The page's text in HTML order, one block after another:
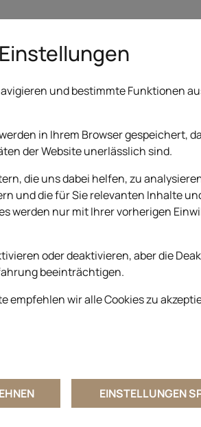
Уважаемые посетители,
раздел на сайте, что бы
клиентов о продукции,
Валентин». В данном
товарах и услугах нашей
клиентов и
Оставляйте свои
отзывы наверняка
покупателей.
und bestimmte Funktionen
in Ihrem Browser gespeichert,
der Website unerlässlich sind.
die uns dabei helfen, zu
und die für Sie relevanten Inhalte
werden nur mit Ihrer vorherigen
oder deaktivieren, aber die
beeinträchtigen.
empfehlen wir alle Cookies zu
EINSTELLUNGEN